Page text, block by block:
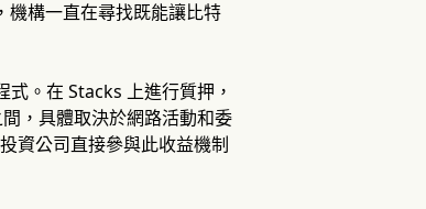
機構一直在尋找既能讓比特
。在 Stacks 上進行質押，
，具體取決於網路活動和委
資公司直接參與此收益機制